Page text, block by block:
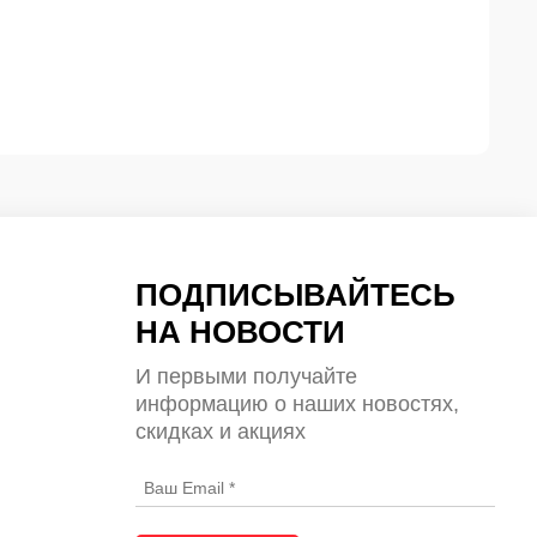
ПОДПИСЫВАЙТЕСЬ
НА НОВОСТИ
И первыми получайте
информацию о наших новостях,
скидках и акциях